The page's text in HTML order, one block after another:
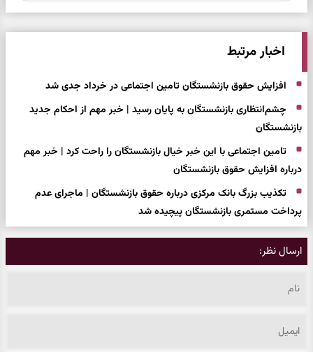
اخبار مرتبط
افزایش حقوق بازنشستگان تامین اجتماعی در خرداد جدی شد
چشم‌انتظاری بازنشستگان به پایان رسید | خبر مهم از احکام جدید
بازنشستگان
تامین اجتماعی با این خبر خیال بازنشستگان را راحت کرد | خبر مهم
درباره افزایش حقوق بازنشستگان
تکذیب بزرگ بانک مرکزی درباره حقوق بازنشستگان | ماجرای عدم
پرداخت مستمری بازنشستگان پیچیده شد
ارسال نظر: